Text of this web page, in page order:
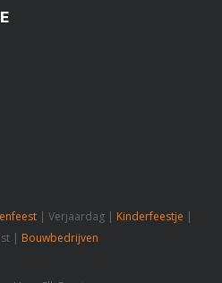
| Verjaardag | Kinderfeestje |
| Bouwbedrijven